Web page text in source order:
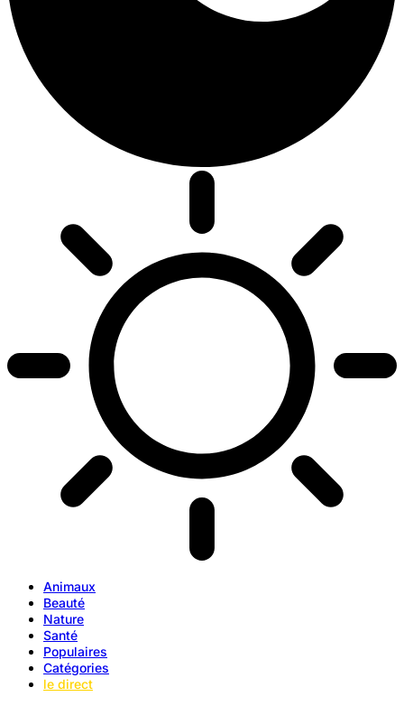
Animaux
Beauté
Nature
Santé
Populaires
Catégories
le direct